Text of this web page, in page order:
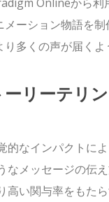
ーション物語を
多くの声が届くよ
リーテリ
的なインパクトに
なメッセージの伝
高い関与率をもた